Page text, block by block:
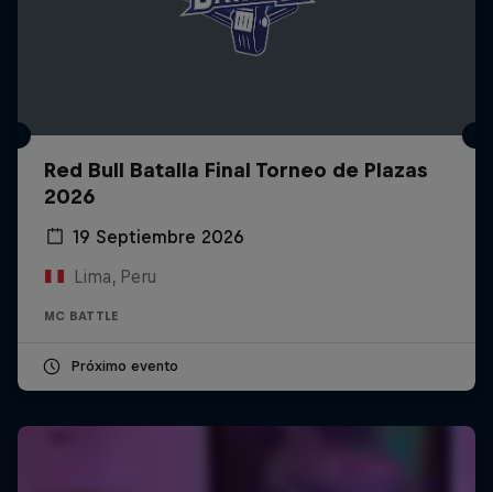
Red Bull Batalla Final Torneo de Plazas
2026
19 Septiembre 2026
Lima, Peru
MC BATTLE
Próximo evento